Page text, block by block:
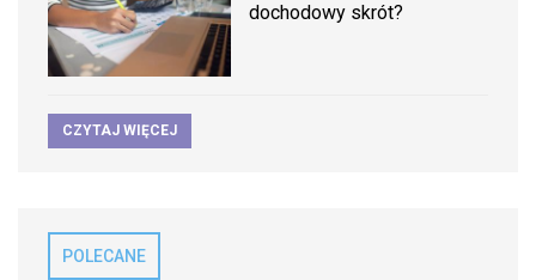
dochodowy skrót?
CZYTAJ WIĘCEJ
POLECANE